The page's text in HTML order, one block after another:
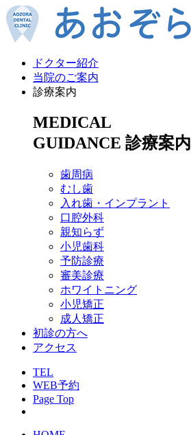
ドクター紹介
当院のご案内
診療案内
MEDICAL
GUIDANCE 診療案内
歯周病
むし歯
入れ歯・インプラント
口腔外科
親知らず
小児歯科
予防診療
審美診療
ホワイトニング
小児矯正
成人矯正
初診の方へ
アクセス
TEL
WEB予約
Page Top